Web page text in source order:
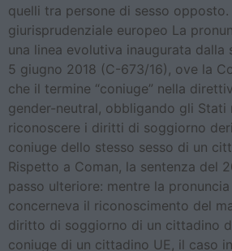
quelli tra persone di sesso
giurisprudenziale europeo La
una linea evolutiva inaugurata dalla
5 giugno 2018 (C-673/16), ove la
che il termine “coniuge” nella
gender-neutral, obbligando gli Stati
riconoscere i diritti di soggiorno
coniuge dello stesso sesso di un
Rispetto a Coman, la sentenza del
passo ulteriore: mentre la
concerneva il riconoscimento del
diritto di soggiorno di un cittadino
coniuge di un cittadino UE, il caso